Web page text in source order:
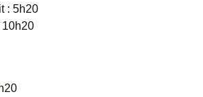
: 5h20
10h20